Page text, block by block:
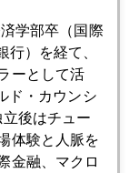
5月 6月
11月 12月
学部卒（国際
）を経て、
ーとして活
ド・カウンシ
後はチュー
体験と人脈を
金融、マクロ